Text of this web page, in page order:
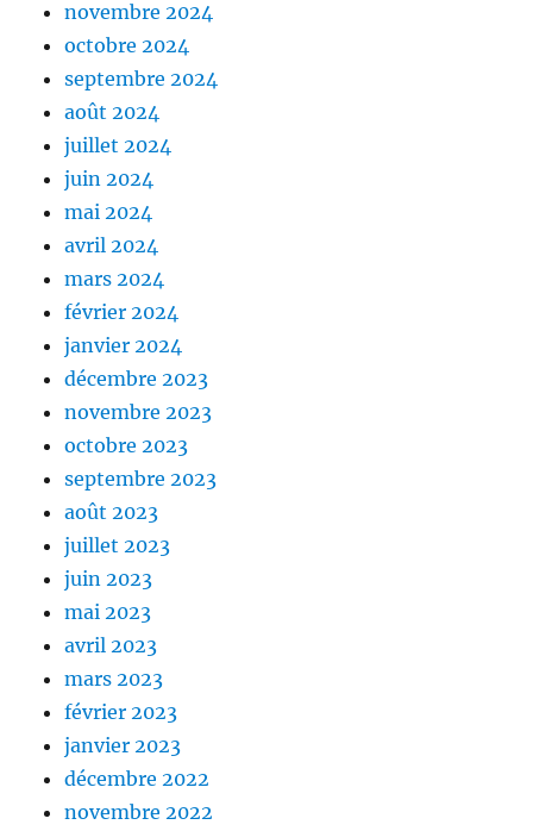
novembre 2024
octobre 2024
septembre 2024
août 2024
juillet 2024
juin 2024
mai 2024
avril 2024
mars 2024
février 2024
janvier 2024
décembre 2023
novembre 2023
octobre 2023
septembre 2023
août 2023
juillet 2023
juin 2023
mai 2023
avril 2023
mars 2023
février 2023
janvier 2023
décembre 2022
novembre 2022